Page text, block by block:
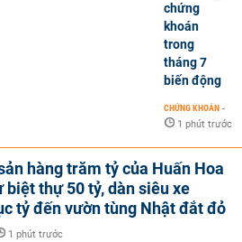
chứng
khoán
trong
tháng 7
biến động
CHỨNG KHOÁN -
1 phút trước
hàng trăm tỷ của Huấn Hoa
biệt thự 50 tỷ, dàn siêu xe
tỷ đến vườn tùng Nhật đắt đỏ
1 phút trước